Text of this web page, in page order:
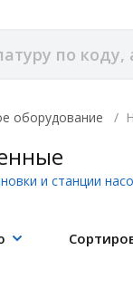
оборудование /
и станции